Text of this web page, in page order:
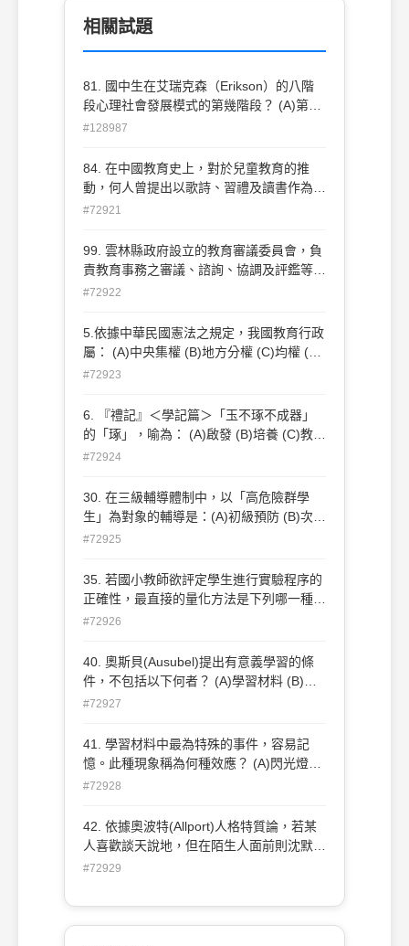
相關試題
81. 國中生在艾瑞克森（Erikson）的八階
段心理社會發展模式的第幾階段？ (A)第三
階段 (B)第四階段 (C)第五階段 (D)第六階
#128987
84. 在中國教育史上，對於兒童教育的推
動，何人曾提出以歌詩、習禮及讀書作為教
學項目，頗富教育創見？(A)程頤 (B)朱熹
#72921
99. 雲林縣政府設立的教育審議委員會，負
責教育事務之審議、諮詢、協調及評鑑等事
宜。其設置的根據是下列何者法源？ (A)教
方制度法
#72922
5.依據中華民國憲法之規定，我國教育行政
屬： (A)中央集權 (B)地方分權 (C)均權 (D)
民權 98澎湖縣國小
#72923
6. 『禮記』＜學記篇＞「玉不琢不成器」
的「琢」，喻為： (A)啟發 (B)培養 (C)教導
(D)灌輸
#72924
30. 在三級輔導體制中，以「高危險群學
生」為對象的輔導是：(A)初級預防 (B)次級
預防 (C)三級補救 (D)個案治療
#72925
35. 若國小教師欲評定學生進行實驗程序的
正確性，最直接的量化方法是下列哪一種方
法？ (A)評定量表 (B)檢核表 (C)觀察記
#72926
40. 奧斯貝(Ausubel)提出有意義學習的條
件，不包括以下何者？ (A)學習材料 (B)學
#72927
41. 學習材料中最為特殊的事件，容易記
憶。此種現象稱為何種效應？ (A)閃光燈效
應(flashbulb effect) (B)序位效應(serial-
effect) (D)仰巴腳效應(pratfall effect)
#72928
42. 依據奧波特(Allport)人格特質論，若某
人喜歡談天說地，但在陌生人面前則沈默寡
言，則沈默寡言是屬於何種特質？ (A)首要
trait)(C)中心特質(central trait) (D)次要特質
(secondary trait)
#72929